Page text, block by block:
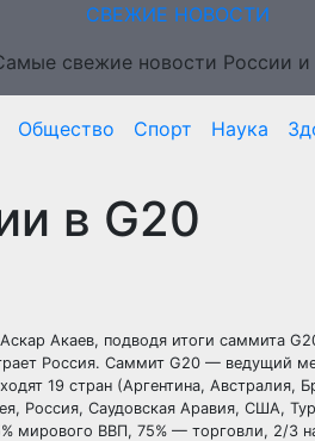
СВЕЖИЕ НОВОСТИ
свежие новости России
Общество Спорт Наука
в G20
Акаев, подводя итоги саммита
Россия. Саммит G20 — ведущий
19 стран (Аргентина, Австралия,
Россия, Саудовская Аравия, США,
мирового ВВП, 75% — торговли, 2/3